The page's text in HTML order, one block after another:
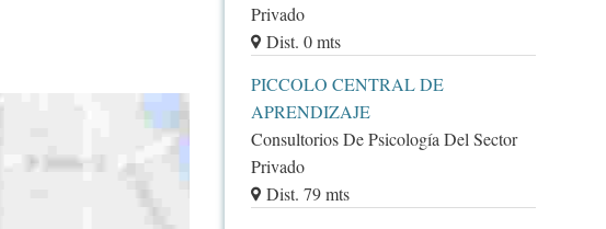
Privado
Dist. 0 mts
PICCOLO CENTRAL DE
APRENDIZAJE
Consultorios De Psicología Del Sector
Privado
Dist. 79 mts